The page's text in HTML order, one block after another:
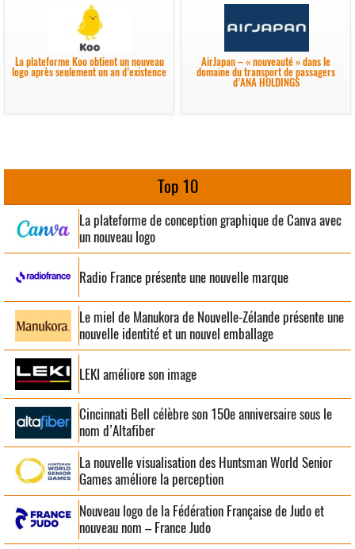
La plateforme Koo obtient un nouveau
logo après seulement un an d’existence
AirJapan – « nouveauté » dans le
domaine du transport de passagers
d’ANA HOLDINGS
Top 10
La plateforme de conception graphique de Canva avec
un nouveau logo
Radio France présente une nouvelle marque
Le miel de Manukora de Nouvelle-Zélande présente une
nouvelle identité et un nouvel emballage
LEKI améliore son image
Cincinnati Bell célèbre son 150e anniversaire sous le
nom d’Altafiber
La nouvelle visualisation des Huntsman World Senior
Games améliore la perception
Nouveau logo de la Fédération Française de Judo et
nouveau nom – France Judo